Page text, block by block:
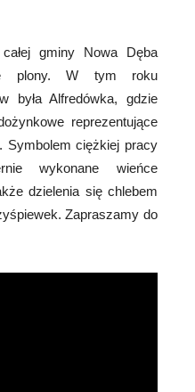
gminy Nowa Dęba
plony. W tym roku
była Alfredówka, gdzie
reprezentujące
Symbolem ciężkiej pracy
wykonane wieńce
dzielenia się chlebem
Zapraszamy do